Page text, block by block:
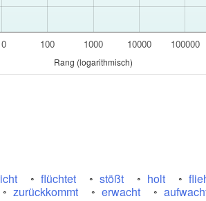
100 1000 10000 100000
Rang (logarithmisch)
flüchtet stößt holt
zurückkommt erwacht